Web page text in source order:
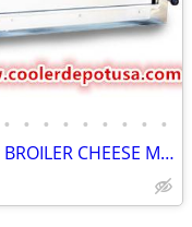
• • • • • • • • •
Electric gas SALAMANDER Finisher BROILER CHEESE MELTER NSF BROILE ETL